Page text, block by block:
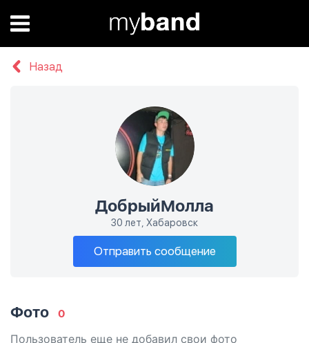
Назад
ДобрыйМолла
30 лет, Хабаровск
Отправить сообщение
Фото 0
Пользователь еще не добавил свои фото